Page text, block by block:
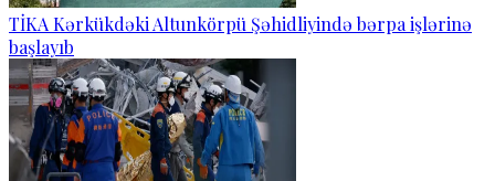
TİKA Kərkükdəki Altunkörpü Şəhidliyində bərpa işlərinə
başlayıb